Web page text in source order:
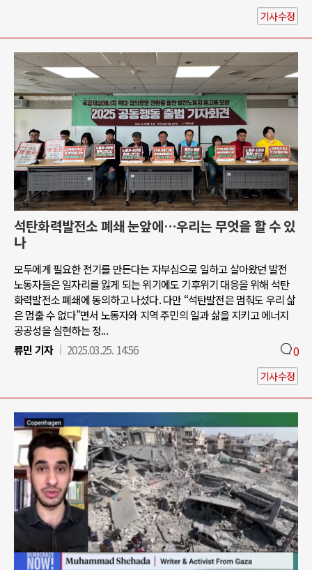
기사수정
석탄화력발전소 폐쇄 눈앞에…우리는 무엇을 할 수 있
나
모두에게 필요한 전기를 만든다는 자부심으로 일하고 살아왔던 발전
노동자들은 일자리를 잃게 되는 위기에도 기후위기 대응을 위해 석탄
화력발전소 폐쇄에 동의하고 나섰다. 다만 “석탄발전은 멈춰도 우리 삶
은 멈출 수 없다”면서 노동자와 지역 주민의 일과 삶을 지키고 에너지
공공성을 실현하는 정...
류민 기자
2025.03.25. 14:56 0
기사수정